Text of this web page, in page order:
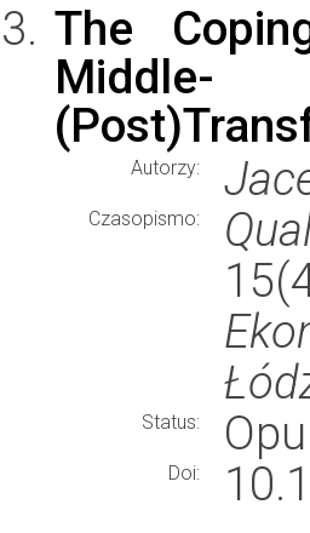
The
Autorzy:
Czasopismo:
Status:
Doi: